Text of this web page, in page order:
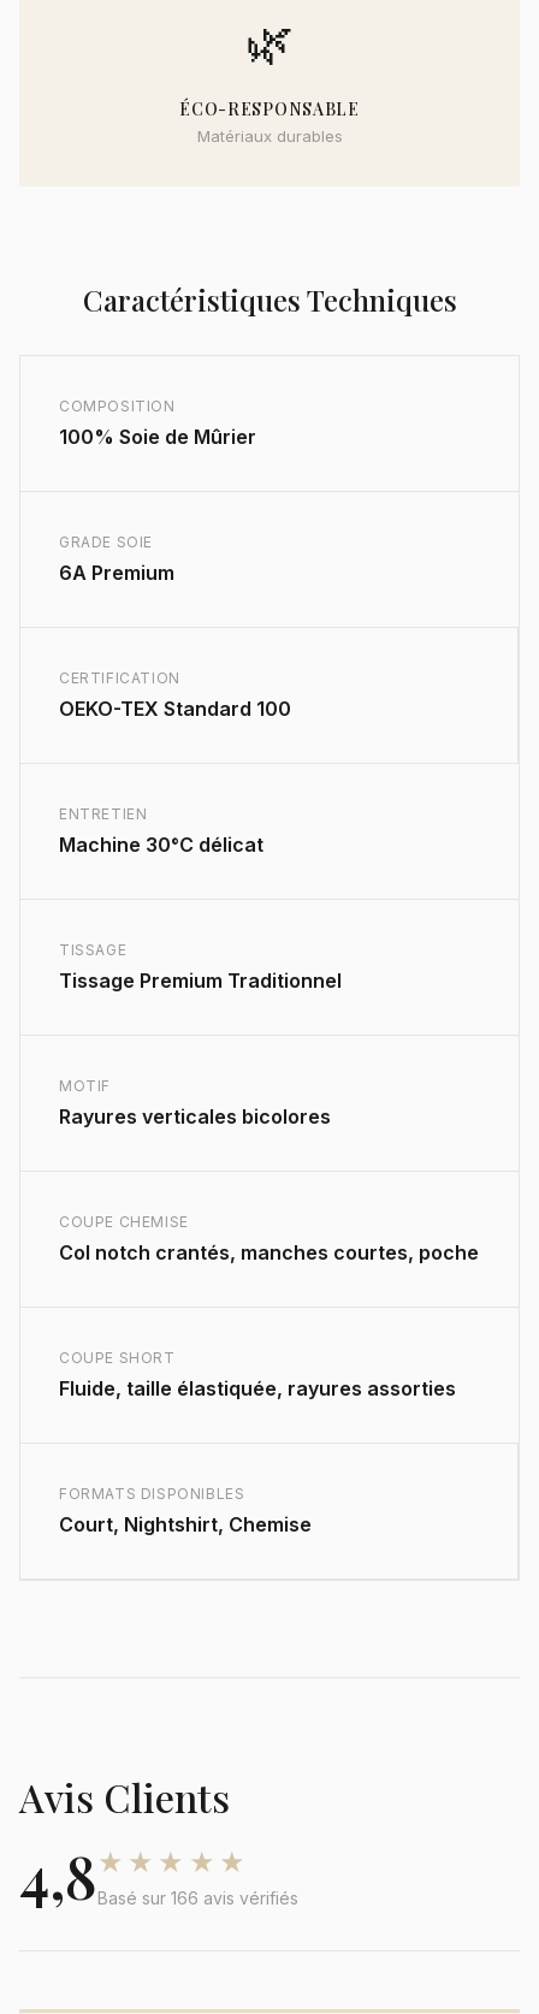
🌿
ÉCO-RESPONSABLE
Matériaux durables
Caractéristiques Techniques
COMPOSITION
100% Soie de Mûrier
GRADE SOIE
6A Premium
CERTIFICATION
OEKO-TEX Standard 100
ENTRETIEN
Machine 30°C délicat
TISSAGE
Tissage Premium Traditionnel
MOTIF
Rayures verticales bicolores
COUPE CHEMISE
Col notch crantés, manches courtes, poche
COUPE SHORT
Fluide, taille élastiquée, rayures assorties
FORMATS DISPONIBLES
Court, Nightshirt, Chemise
Avis Clients
4,8★★★★★
Basé sur 166 avis vérifiés